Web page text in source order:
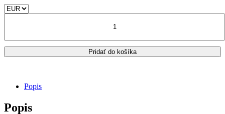
sada
Pridať do košíka
Popis
Popis